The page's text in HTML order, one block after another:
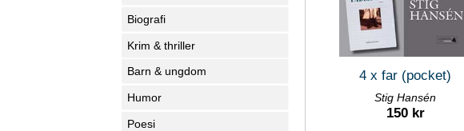
Biografi
Krim & thriller
Barn & ungdom
Humor
Poesi
4 x far (pocket)
Stig Hansén
150 kr